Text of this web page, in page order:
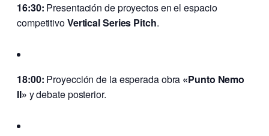
16:30: Presentación de proyectos en el espacio
competitivoVertical Series Pitch.
18:00: Proyección de la esperada obra «Punto Nemo
II» y debate posterior.